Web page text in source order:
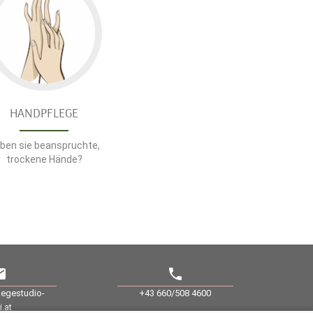
HANDPFLEGE
sie beanspruchte,
trockene Hände?
phone
+43 660/508 4600